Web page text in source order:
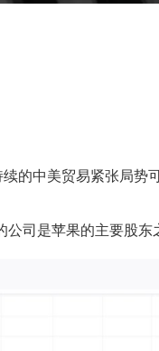
的中美贸易紧张局势
司是苹果的主要股东